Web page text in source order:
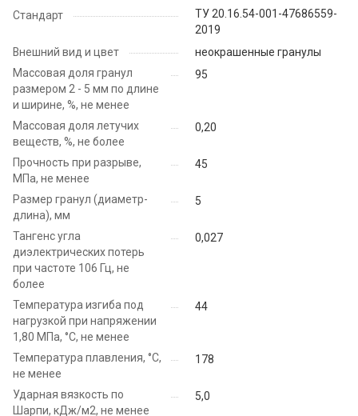
Стандарт
ТУ 20.16.54-001-47686559-
2019
Внешний вид и цвет
неокрашенные гранулы
Массовая доля гранул
размером 2 - 5 мм по длине
и ширине, %, не менее
95
Массовая доля летучих
веществ, %, не более
0,20
Прочность при разрыве,
МПа, не менее
45
Размер гранул (диаметр-
длина), мм
5
Тангенс угла
диэлектрических потерь
при частоте 106 Гц, не
более
0,027
Температура изгиба под
нагрузкой при напряжении
1,80 МПа, °C, не менее
44
Температура плавления, °C,
не менее
178
Ударная вязкость по
Шарпи, кДж/м2, не менее
5,0